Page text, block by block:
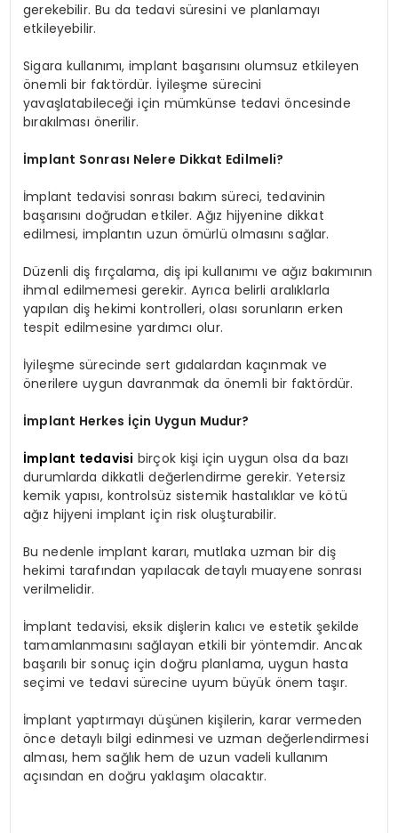
gerekebilir. Bu da tedavi süresini ve planlamayı
etkileyebilir.
Sigara kullanımı, implant başarısını olumsuz etkileyen
önemli bir faktördür. İyileşme sürecini
yavaşlatabileceği için mümkünse tedavi öncesinde
bırakılması önerilir.
İmplant Sonrası Nelere Dikkat Edilmeli?
İmplant tedavisi sonrası bakım süreci, tedavinin
başarısını doğrudan etkiler. Ağız hijyenine dikkat
edilmesi, implantın uzun ömürlü olmasını sağlar.
Düzenli diş fırçalama, diş ipi kullanımı ve ağız bakımının
ihmal edilmemesi gerekir. Ayrıca belirli aralıklarla
yapılan diş hekimi kontrolleri, olası sorunların erken
tespit edilmesine yardımcı olur.
İyileşme sürecinde sert gıdalardan kaçınmak ve
önerilere uygun davranmak da önemli bir faktördür.
İmplant Herkes İçin Uygun Mudur?
İmplant tedavisi birçok kişi için uygun olsa da bazı
durumlarda dikkatli değerlendirme gerekir. Yetersiz
kemik yapısı, kontrolsüz sistemik hastalıklar ve kötü
ağız hijyeni implant için risk oluşturabilir.
Bu nedenle implant kararı, mutlaka uzman bir diş
hekimi tarafından yapılacak detaylı muayene sonrası
verilmelidir.
İmplant tedavisi, eksik dişlerin kalıcı ve estetik şekilde
tamamlanmasını sağlayan etkili bir yöntemdir. Ancak
başarılı bir sonuç için doğru planlama, uygun hasta
seçimi ve tedavi sürecine uyum büyük önem taşır.
İmplant yaptırmayı düşünen kişilerin, karar vermeden
önce detaylı bilgi edinmesi ve uzman değerlendirmesi
alması, hem sağlık hem de uzun vadeli kullanım
açısından en doğru yaklaşım olacaktır.